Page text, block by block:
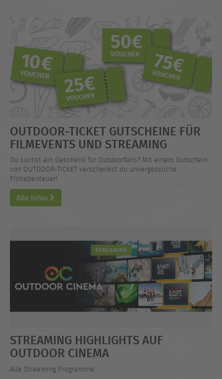
OUTDOOR-TICKET GUTSCHEINE FÜR
FILMEVENTS UND STREAMING
Du suchst ein Geschenk für Outdoorfans? Mit einem Gutschein
von OUTDOOR-TICKET verschenkst du unvergessliche
Filmabenteuer!
Alle Infos
STREAMING HIGHLIGHTS AUF
OUTDOOR CINEMA
Alle Streaming Programme...